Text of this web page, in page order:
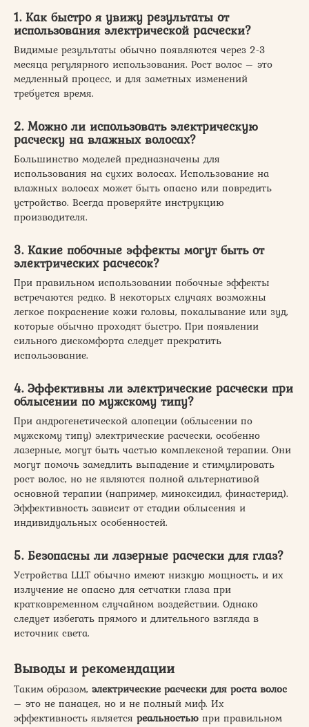
1. Как быстро я увижу результаты от
использования электрической расчески?
Видимые результаты обычно появляются через 2-3
месяца регулярного использования. Рост волос – это
медленный процесс, и для заметных изменений
требуется время.
2. Можно ли использовать электрическую
расческу на влажных волосах?
Большинство моделей предназначены для
использования на сухих волосах. Использование на
влажных волосах может быть опасно или повредить
устройство. Всегда проверяйте инструкцию
производителя.
3. Какие побочные эффекты могут быть от
электрических расчесок?
При правильном использовании побочные эффекты
встречаются редко. В некоторых случаях возможны
легкое покраснение кожи головы, покалывание или зуд,
которые обычно проходят быстро. При появлении
сильного дискомфорта следует прекратить
использование.
4. Эффективны ли электрические расчески при
облысении по мужскому типу?
При андрогенетической алопеции (облысении по
мужскому типу) электрические расчески, особенно
лазерные, могут быть частью комплексной терапии. Они
могут помочь замедлить выпадение и стимулировать
рост волос, но не являются полной альтернативой
основной терапии (например, миноксидил, финастерид).
Эффективность зависит от стадии облысения и
индивидуальных особенностей.
5. Безопасны ли лазерные расчески для глаз?
Устройства LLLT обычно имеют низкую мощность, и их
излучение не опасно для сетчатки глаза при
кратковременном случайном воздействии. Однако
следует избегать прямого и длительного взгляда в
источник света.
Выводы и рекомендации
Таким образом, электрические расчески для роста волос
– это не панацея, но и не полный миф. Их
эффективность является реальностью при правильном